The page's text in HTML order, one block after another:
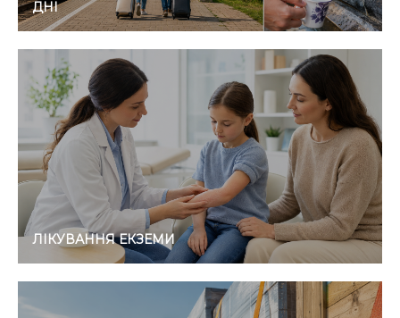
ДНІ
ЛІКУВАННЯ ЕКЗЕМИ